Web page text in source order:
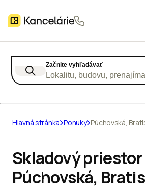
Začnite vyhľadávať
Lokalitu, budovu,
Hlavná stránka Ponuky Púchovská,
Skladový priestor
Púchovská,